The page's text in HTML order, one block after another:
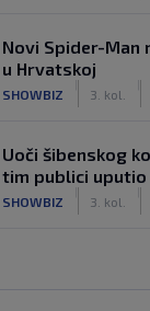
Novi Spider-Man
u Hrvatskoj
SHOWBIZ 3. kol.
Uoči šibenskog
tim publici uputio
SHOWBIZ 3. kol.